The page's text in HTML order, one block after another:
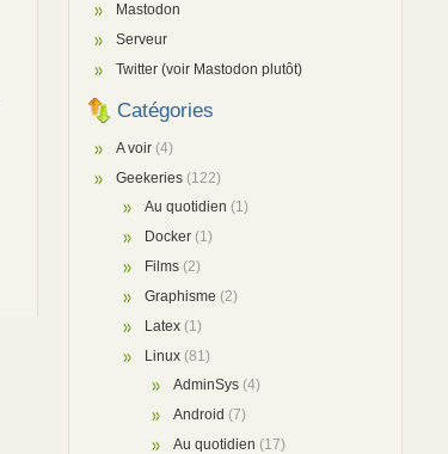
Mastodon
Serveur
Twitter (voir Mastodon plutôt)
Catégories
A voir (4)
Geekeries (122)
Au quotidien (1)
Docker (1)
Films (2)
Graphisme (2)
Latex (1)
Linux (81)
AdminSys (4)
Android (7)
Au quotidien (17)